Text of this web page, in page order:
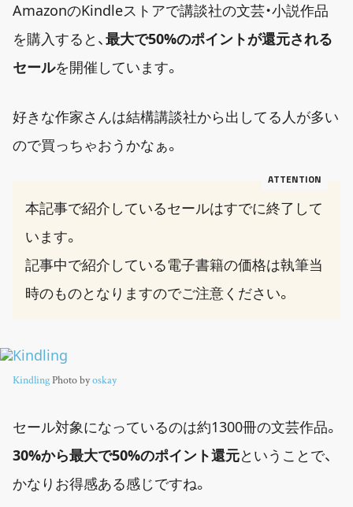
AmazonのKindleストアで講談社の文芸・小説作品
を購入すると、最大で50%のポイントが還元される
セールを開催しています。
好きな作家さんは結構講談社から出してる人が多い
ので買っちゃおうかなぁ。
本記事で紹介しているセールはすでに終了して
います。
記事中で紹介している電子書籍の価格は執筆当
時のものとなりますのでご注意ください。
KindlingPhoto byoskay
セール対象になっているのは約1300冊の文芸作品。
30%から最大で50%のポイント還元ということで、
かなりお得感ある感じですね。